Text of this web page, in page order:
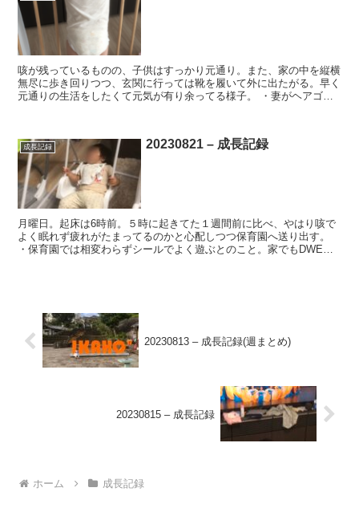
咳が残っているものの、子供はすっかり元通り。また、家の中を縦横
無尽に歩き回りつつ、玄関に行っては靴を履いて外に出たがる。早く
元通りの生活をしたくて元気が有り余ってる様子。 ・妻がヘアゴム
成長記録 20230821 – 成長記録
月曜日。起床は6時前。５時に起きてた１週間前に比べ、やはり咳で
よく眠れず疲れがたまってるのかと心配しつつ保育園へ送り出す。
・保育園では相変わらずシールでよく遊ぶとのこと。家でもDWEの
20230813 – 成長記録(週まとめ)
20230815 – 成長記録
ホーム 成長記録